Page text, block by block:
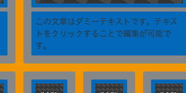
この文章はダミーテキストです。テキス
トをクリックすることで編集が可能で
す。